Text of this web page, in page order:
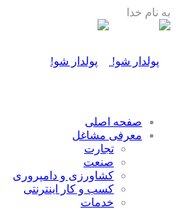
به نام خدا
صفحه اصلی
معرفی مشاغل
تجارت
صنعت
كشاورزی و دامپروری
كسب و كار اينترنتی
خدمات